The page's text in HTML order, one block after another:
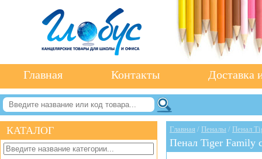
Главная Контакты Доставка
КАТАЛОГ Главная / Пеналы / Пенал
Пенал Tiger Family